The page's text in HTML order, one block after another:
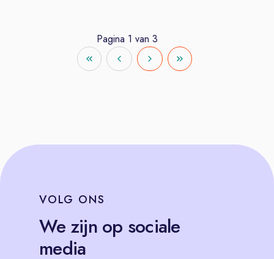
Pagina 1 van 3
VOLG ONS
We zijn op sociale
media